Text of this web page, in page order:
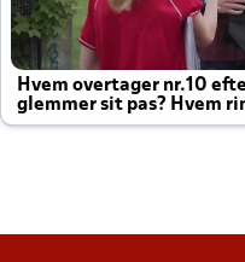
Hvem overtager nr.10
glemmer sit pas? Hvem
altid til efter kampe?